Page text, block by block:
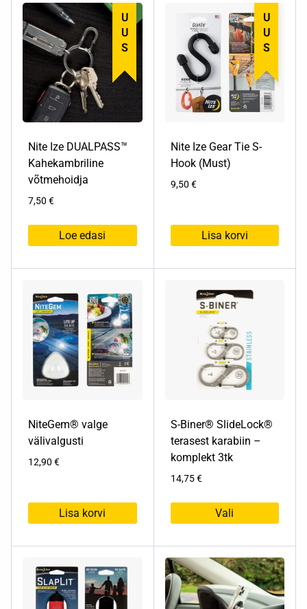
on
mitu
varianti.
Valikuid
teha
tootelehel.
mitu
varianti.
Valikuid
saab
teha
tootelehel.
UUS
Nite Ize DUALPASS™
Kahekambriline
võtmehoidja
7,50 €
Loe edasi
UUS
Nite Ize Gear Tie S-
Hook (Must)
9,50 €
Lisa korvi
NiteGem® valge
välivalgusti
12,90 €
Lisa korvi
S-Biner® SlideLock®
terasest karabiin –
komplekt 3tk
14,75€
Vali
tootel
on
mitu
varianti.